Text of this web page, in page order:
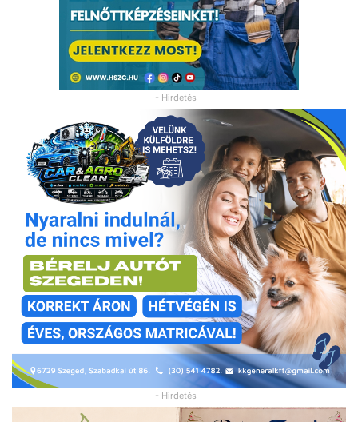
- Hirdetés -
- Hirdetés -